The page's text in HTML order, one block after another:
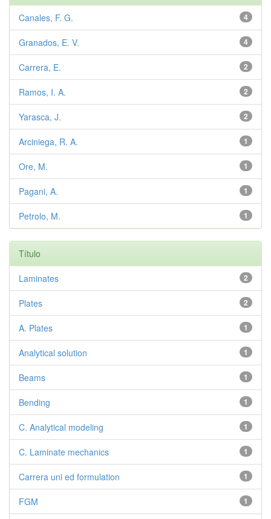
4
Canales, F. G.
4
Granados, E. V.
2
Carrera, E.
2
Ramos, I. A.
2
Yarasca, J.
1
Arciniega, R. A.
1
Ore, M.
1
Pagani, A.
1
Petrolo, M.
Título
2
Laminates
2
Plates
1
A. Plates
1
Analytical solution
1
Beams
1
Bending
1
C. Analytical modeling
1
C. Laminate mechanics
1
Carrera uni ed formulation
1
FGM